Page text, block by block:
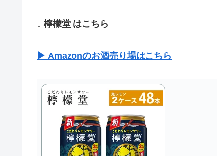
↓ 檸檬堂 はこちら
▶ Amazonのお酒売り場はこちら